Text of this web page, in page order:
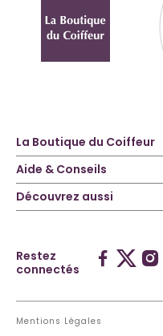
La Boutique du Coiffeur
Aide & Conseils
Découvrez aussi
Restez
connectés
Mentions Légales